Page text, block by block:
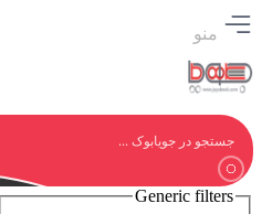
منو
Generic filters